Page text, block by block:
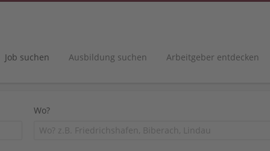
Job suchen Ausbildung suchen Arbeitgeber entdecken
Wo?